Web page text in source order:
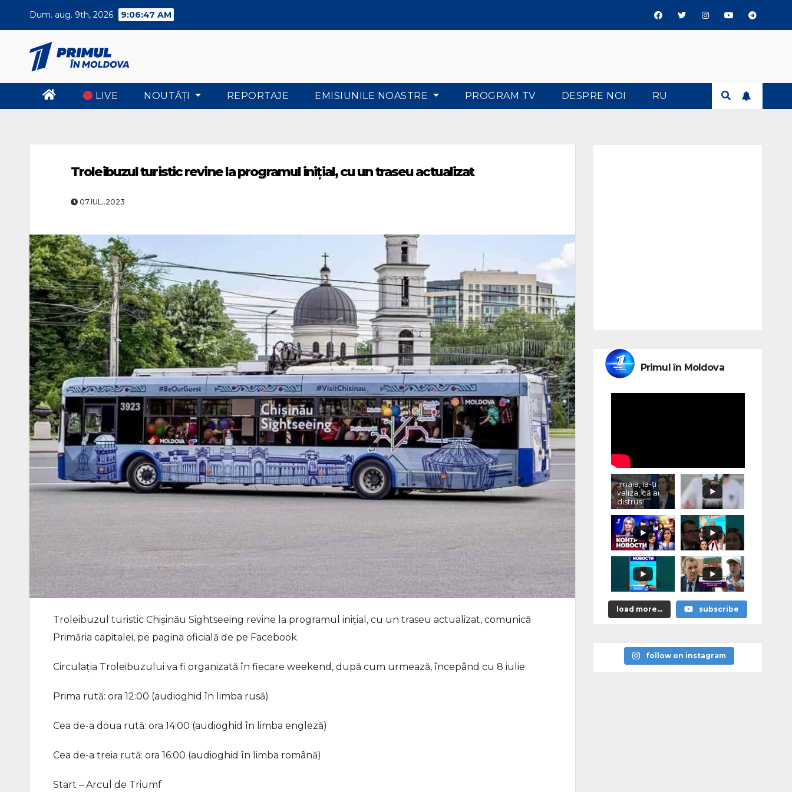
Dum. aug. 9th, 2026 9:06:48 AM
LIVE NOUTĂŢI REPORTAJE EMISIUNILE NOASTRE PROGRAM TV DESPRE NOI RU
Troleibuzul turistic revine la programul inițial, cu un traseu actualizat
07.IUL..2023
Troleibuzul turistic Chișinău Sightseeing revine la programul inițial, cu un traseu actualizat, comunică
Primăria capitalei, pe pagina oficială de pe Facebook.
Circulația Troleibuzului va fi organizată în fiecare weekend, după cum urmează, începând cu 8 iulie:
Prima rută: ora 12:00 (audioghid în limba rusă)
Cea de-a doua rută: ora 14:00 (audioghid în limba engleză)
Cea de-a treia rută: ora 16:00 (audioghid în limba română)
Start – Arcul de Triumf
Primul în Moldova
„maia, ia-ți
valiza, că ai
distrus
lumea, cu
«vremurile
astea bune”
load more... subscribe
follow on instagram